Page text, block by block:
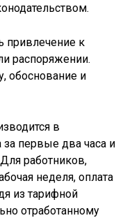
привлечение к
распоряжении.
обоснование и
в
первые два часа и
работников,
неделя, оплата
из тарифной
отработанному